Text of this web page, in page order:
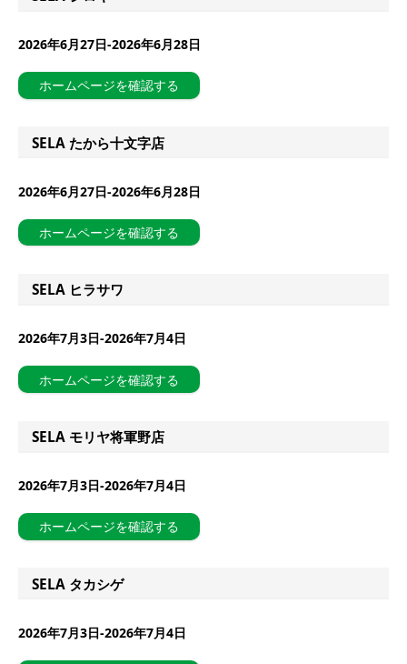
2026年6月27日-2026年6月28日
ホームページを確認する
SELA たから十文字店
2026年6月27日-2026年6月28日
ホームページを確認する
SELA ヒラサワ
2026年7月3日-2026年7月4日
ホームページを確認する
SELA モリヤ将軍野店
2026年7月3日-2026年7月4日
ホームページを確認する
SELA タカシゲ
2026年7月3日-2026年7月4日